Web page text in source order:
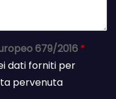
679/2016 *
dati forniti per
pervenuta